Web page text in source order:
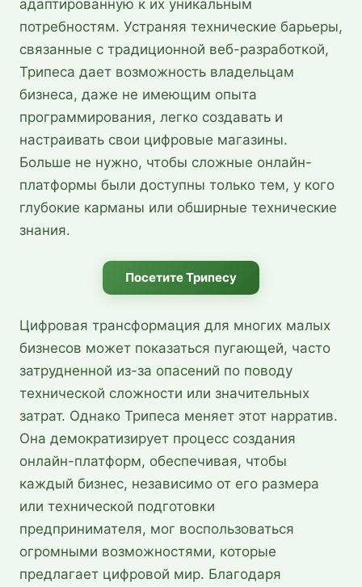
адаптированную к их уникальным
потребностям. Устраняя технические барьеры,
связанные с традиционной веб-разработкой,
Трипеса дает возможность владельцам
бизнеса, даже не имеющим опыта
программирования, легко создавать и
настраивать свои цифровые магазины.
Больше не нужно, чтобы сложные онлайн-
платформы были доступны только тем, у кого
глубокие карманы или обширные технические
знания.
Посетите Трипесу
Цифровая трансформация для многих малых
бизнесов может показаться пугающей, часто
затрудненной из-за опасений по поводу
технической сложности или значительных
затрат. Однако Трипеса меняет этот нарратив.
Она демократизирует процесс создания
онлайн-платформ, обеспечивая, чтобы
каждый бизнес, независимо от его размера
или технической подготовки
предпринимателя, мог воспользоваться
огромными возможностями, которые
предлагает цифровой мир. Благодаря